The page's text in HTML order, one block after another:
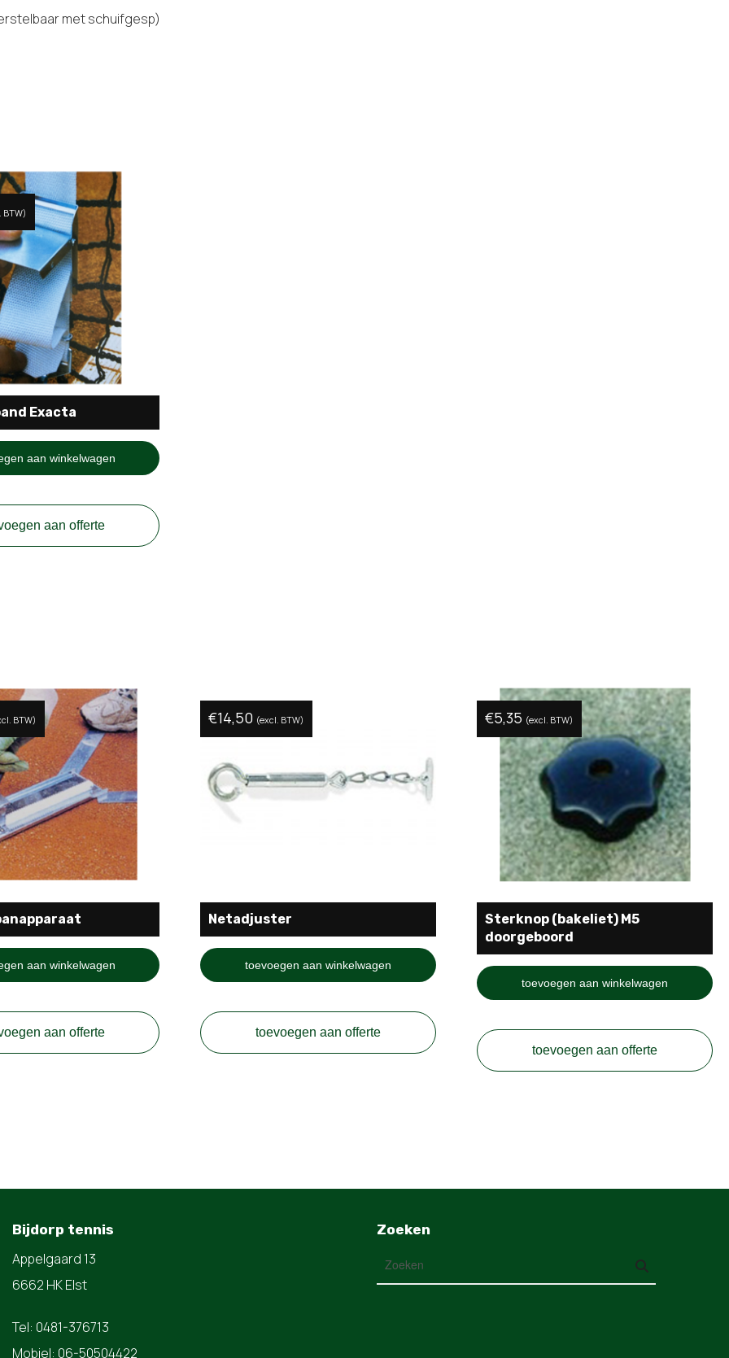
met schuifgesp)
Exacta
BTW)
aan winkelwagen
aan offerte
BTW)
aan winkelwagen
aan offerte
Netadjuster
€14,50 (excl. BTW)
toevoegen aan winkelwagen
toevoegen aan offerte
Sterknop (bakeliet) M5
doorgeboord
€5,35 (excl. BTW)
toevoegen aan winkelwagen
toevoegen aan offerte
Bijdorp tennis
Appelgaard 13
6662 HK Elst
Tel: 0481-376713
Mobiel: 06-50504422
Zoeken